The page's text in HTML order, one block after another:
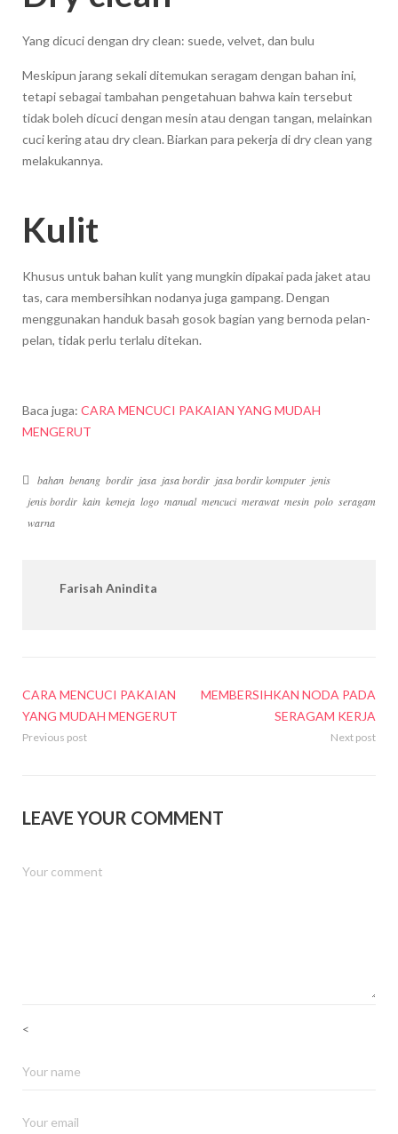
Yang dicuci dengan dry clean: suede, velvet, dan bulu
Meskipun jarang sekali ditemukan seragam dengan bahan ini,
tetapi sebagai tambahan pengetahuan bahwa kain tersebut
tidak boleh dicuci dengan mesin atau dengan tangan, melainkan
cuci kering atau dry clean. Biarkan para pekerja di dry clean yang
melakukannya.
Kulit
Khusus untuk bahan kulit yang mungkin dipakai pada jaket atau
tas, cara membersihkan nodanya juga gampang. Dengan
menggunakan handuk basah gosok bagian yang bernoda pelan-
pelan, tidak perlu terlalu ditekan.
Baca juga: CARA MENCUCI PAKAIAN YANG MUDAH
MENGERUT
bahan benang bordir jasa jasa bordir jasa bordir komputer jenis
jenis bordir kain kemeja logo manual mencuci merawat mesin polo seragam
warna
Farisah Anindita
CARA MENCUCI PAKAIAN
YANG MUDAH MENGERUT
Previous post
MEMBERSIHKAN NODA PADA
SERAGAM KERJA
Next post
LEAVE YOUR COMMENT
<